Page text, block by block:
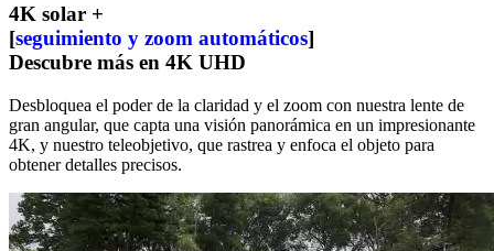
4K solar +
[seguimiento y zoom automáticos]
Descubre más en 4K UHD
Desbloquea el poder de la claridad y el zoom con nuestra lente de
gran angular, que capta una visión panorámica en un impresionante
4K, y nuestro teleobjetivo, que rastrea y enfoca el objeto para
obtener detalles precisos.